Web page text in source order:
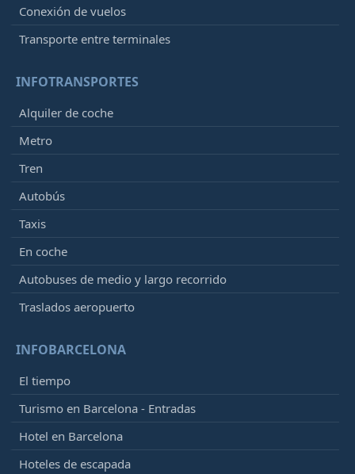
Conexión de vuelos
Transporte entre terminales
INFOTRANSPORTES
Alquiler de coche
Metro
Tren
Autobús
Taxis
En coche
Autobuses de medio y largo recorrido
Traslados aeropuerto
INFOBARCELONA
El tiempo
Turismo en Barcelona - Entradas
Hotel en Barcelona
Hoteles de escapada